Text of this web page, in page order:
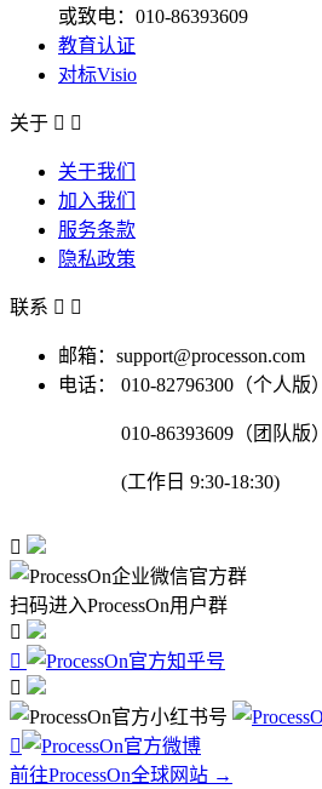
或致电：010-86393609
教育认证
对标Visio
关于  
关于我们
加入我们
服务条款
隐私政策
联系  
邮箱：support@processon.com
电话：
010-82796300（个人版）
010-86393609（团队版）
(工作日 9:30-18:30)

扫码进入ProcessOn用户群




前往ProcessOn全球网站 →